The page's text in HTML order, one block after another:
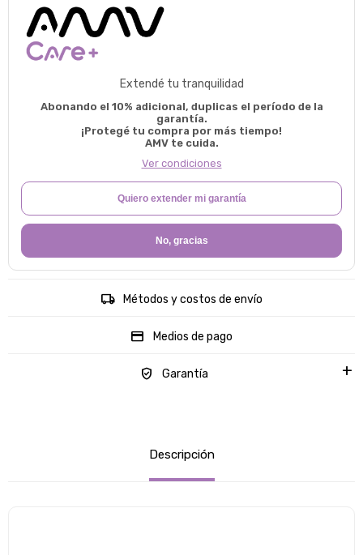
Extendé tu tranquilidad
Abonando el 10% adicional, duplicas el período de la
garantía.
¡Protegé tu compra por más tiempo!
AMV te cuida.
Ver condiciones
Quiero extender mi garantía
No, gracias
Métodos y costos de envío
Medios de pago
Garantía
Descripción